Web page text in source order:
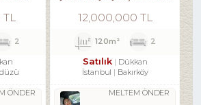
2
ÖNDER
12,000,000 TL
120m² 2
Satılık
Dükkan
İstanbul
Bakırköy
MELTEM ÖNDER